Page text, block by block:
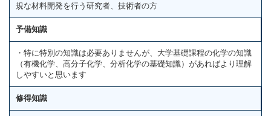
規な材料開発を行う研究者、技術者の方
予備知識
・特に特別の知識は必要ありませんが、大学基礎課程の化学の知識
（有機化学、高分子化学、分析化学の基礎知識）があればより理解
しやすいと思います
修得知識